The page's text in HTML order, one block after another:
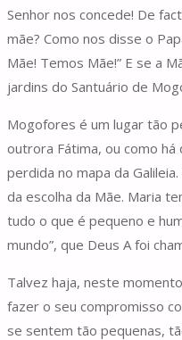
Senhor nos concede! De
mãe? Como nos disse o
Mãe! Temos Mãe!” E se a
jardins do Santuário de
Mogofores é um lugar tão
outrora Fátima, ou como
perdida no mapa da
da escolha da Mãe. Maria
tudo o que é pequeno e
mundo”, que Deus A foi
Talvez haja, neste
fazer o seu compromisso
se sentem tão pequenas,